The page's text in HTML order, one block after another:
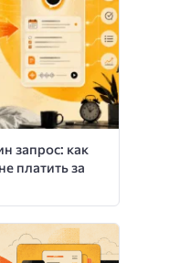
запрос: как
платить за